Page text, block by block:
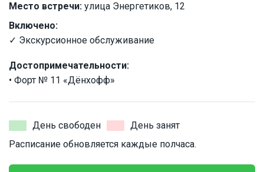
Место встречи: улица Энергетиков, 12
Включено:
✓ Экскурсионное обслуживание
Достопримечательности:
• Форт № 11 «Дёнхофф»
День свободен
День занят
Расписание обновляется каждые полчаса.